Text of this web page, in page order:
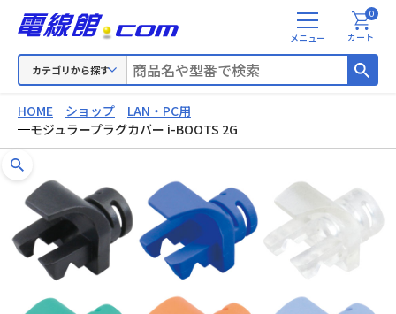
カテゴリから探す
メ
ニ
カート
0
HOME ショップ
LAN・PC用
モジュラープラグカバー i-BOOTS 2G